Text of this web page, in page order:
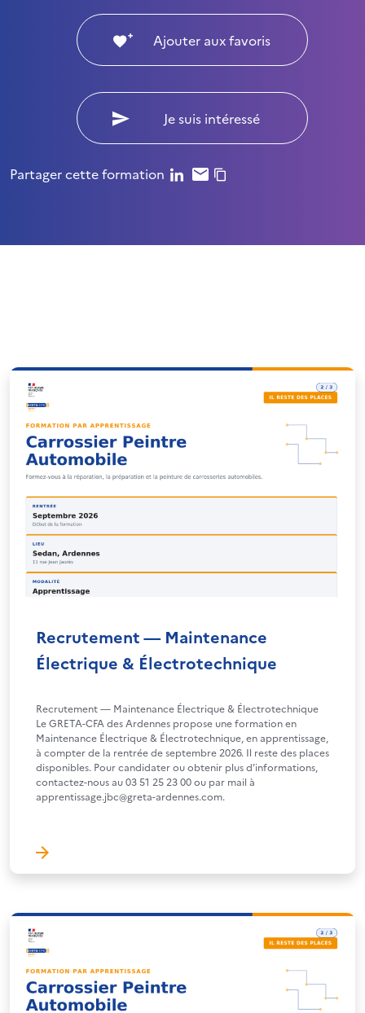
Ajouter aux favoris
Je suis intéressé
Partager cette formation
Recrutement — Maintenance
Électrique & Électrotechnique
Recrutement — Maintenance Électrique & Électrotechnique
Le GRETA-CFA des Ardennes propose une formation en
Maintenance Électrique & Électrotechnique, en apprentissage,
à compter de la rentrée de septembre 2026. Il reste des places
disponibles. Pour candidater ou obtenir plus d’informations,
contactez-nous au 03 51 25 23 00 ou par mail à
apprentissage.jbc@greta-ardennes.com.